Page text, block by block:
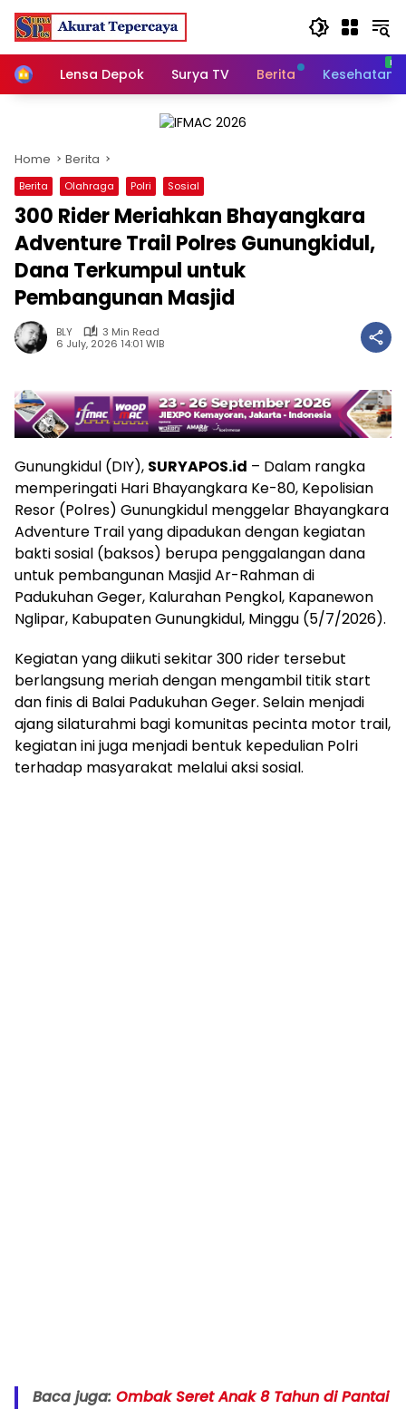
Skip
content
HomeLensa Depok Surya TV Berita Kesehatan
Home Berita
Berita Olahraga Polri Sosial
300 Rider Meriahkan Bhayangkara
Adventure Trail Polres Gunungkidul,
Dana Terkumpul untuk
Pembangunan Masjid
BLY
3 Min Read
6 July, 2026 14:01 WIB
Gunungkidul (DIY), SURYAPOS.id – Dalam rangka
memperingati Hari Bhayangkara Ke-80, Kepolisian
Resor (Polres) Gunungkidul menggelar Bhayangkara
Adventure Trail yang dipadukan dengan kegiatan
bakti sosial (baksos) berupa penggalangan dana
untuk pembangunan Masjid Ar-Rahman di
Padukuhan Geger, Kalurahan Pengkol, Kapanewon
Nglipar, Kabupaten Gunungkidul, Minggu (5/7/2026).
Kegiatan yang diikuti sekitar 300 rider tersebut
berlangsung meriah dengan mengambil titik start
dan finis di Balai Padukuhan Geger. Selain menjadi
ajang silaturahmi bagi komunitas pecinta motor trail,
kegiatan ini juga menjadi bentuk kepedulian Polri
terhadap masyarakat melalui aksi sosial.
Baca juga: Ombak Seret Anak 8 Tahun di Pantai